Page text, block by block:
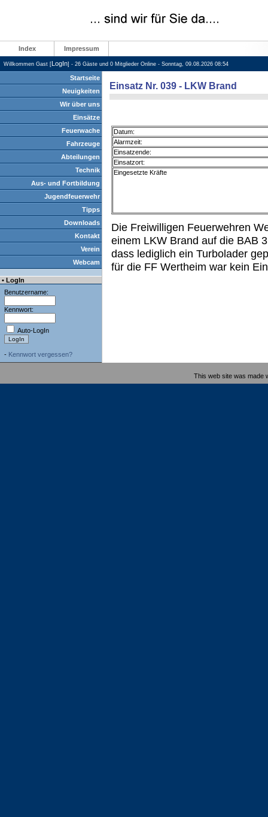
Index Impressum
Willkommen Gast [LogIn] - 26 Gäste und 0 Mitglieder Online - Sonntag, 09.08.2026 08:54
Startseite
Neuigkeiten
Wir über uns
Einsätze
Feuerwache
Fahrzeuge
Abteilungen
Technik
Aus- und Fortbildung
Jugendfeuerwehr
Tipps
Downloads
Kontakt
Verein
Webcam
• LogIn
Benutzername:
Kennwort:
Auto-LogIn
- Kennwort vergessen?
Einsatz Nr. 039 - LKW Brand
Datum:
Alarmzeit:
Einsatzende:
Einsatzort:
Eingesetzte Kräfte
Die Freiwilligen Feuerwehren
einem LKW Brand auf die BAB
dass lediglich ein Turbolader
für die FF Wertheim war kein
This web site was made